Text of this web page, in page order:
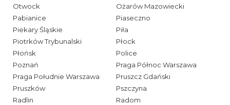
Otwock
Ożarów Mazowiecki
Pabianice
Piaseczno
Piekary Śląskie
Piła
Piotrków Trybunalski
Płock
Płońsk
Police
Poznań
Praga Północ Warszawa
Praga Południe Warszawa
Pruszcz Gdański
Pruszków
Pszczyna
Radlin
Radom